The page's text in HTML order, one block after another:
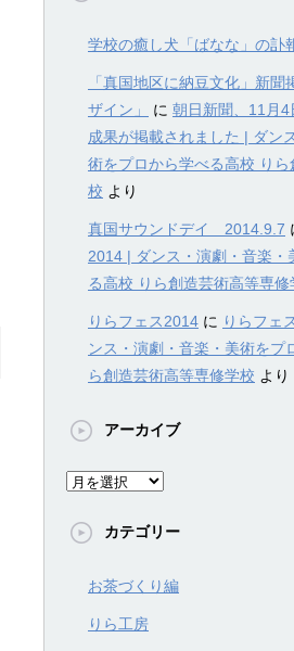
学校の癒し犬「ばなな」の訃
「真国地区に納豆文化」新
ザイン」
に 朝日新聞、11月
成果が掲載されました | ダン
術をプロから学べる高校 り
校 より
真国サウンドデイ 2014.9.7
2014 | ダンス・演劇・音楽・
る高校 りら創造芸術高等専修
りらフェス2014 に りらフェ
ンス・演劇・音楽・美術をプ
ら創造芸術高等専修学校 より
アーカイブ
ア
カ
カテゴリー
お茶づくり編
りら工房